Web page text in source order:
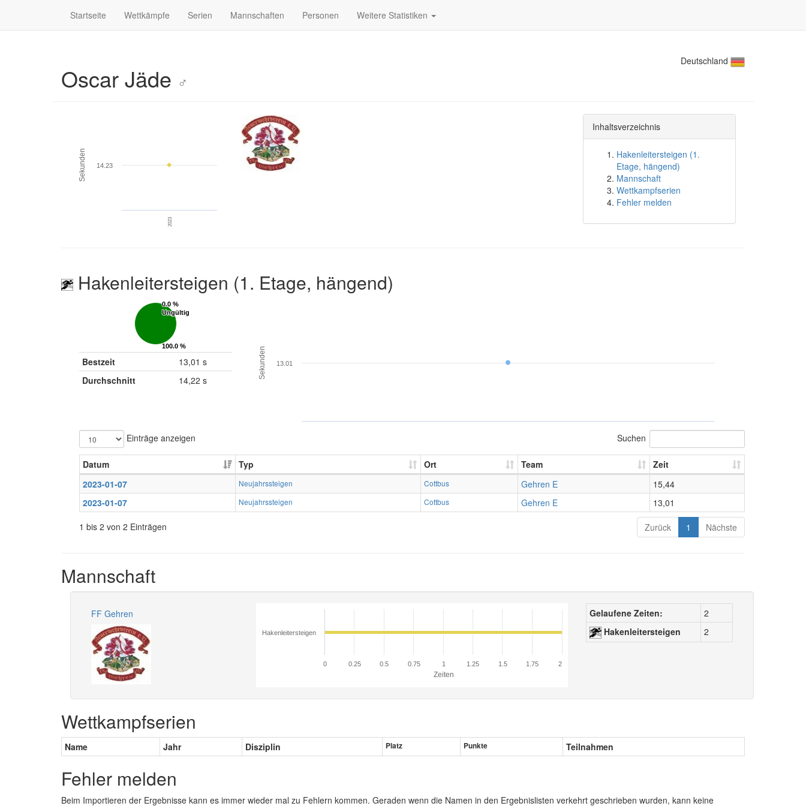
Startseite Wettkämpfe Serien Mannschaften Personen Weitere Statistiken
Deutschland
Oscar Jäde ♂
Sekunden
2023
14.23
Inhaltsverzeichnis
Hakenleitersteigen (1.
Etage, hängend)
Mannschaft
Wettkampfserien
Fehler melden
Hakenleitersteigen (1. Etage, hängend)
0.0 %
Ungültig
0.0 %
Ungültig
100.0 %
Gültig
100.0 %
Gültig
Bestzeit
13,01 s
Durchschnitt
14,22 s
Sekunden 13.01
Einträge anzeigen Suchen
Datum Typ Ort Team
Zeit
2023-01-07
Neujahrssteigen Cottbus Gehren E
15,44
2023-01-07
Neujahrssteigen Cottbus Gehren E
13,01
1 bis 2 von 2 Einträgen
Zurück 1 Nächste
Mannschaft
FF Gehren
Zeiten
Hakenleitersteigen
0 0.25 0.5 0.75 1 1.25 1.5 1.75 2
Gelaufene Zeiten:
2
Hakenleitersteigen
2
Wettkampfserien
Name Jahr Disziplin Platz Punkte Teilnahmen
Fehler melden
Beim Importieren der Ergebnisse kann es immer wieder mal zu Fehlern kommen. Geraden wenn die Namen in den Ergebnislisten verkehrt geschrieben wurden, kann keine